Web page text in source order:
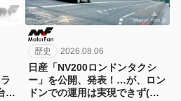
限
歴史 2026.08.06
日産「NV200ロンドンタクシ
ー」を公開、発表！…が、ロン
ドンでの運用は実現できず(涙)